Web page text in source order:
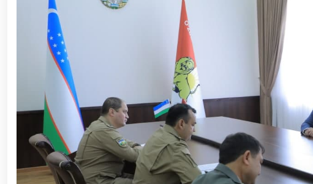
ishchi guruhining yoshlar bilan uchrashuvi tadbirlari
polkovnik B.Tashmatov poytaxtimizdagi manzilli ishlari
etishga moyil shaxslar yashash manzillarida tezkor
yuritib kyelayotgan ayollar uchun tantanali bayram
o‘tkazildi // Ajdodlar merosi – milliy gʻurur va
litseyi faoliyati bilan yaqindan tanishdi. //Milliy gvardiya
// “Harbiy taʼlim tizimida ilm-fan va pedagogik
etildi. //Milliy gvardiya qo‘mondoni general-polkovnik
viloyatalarida xavfsiz muhitni yaratish va jamoat
vazifalar doimiy e’tiborda. // Milliy gvardiya
federatsiyasi raisi etib saylandi. // Milliy gvardiya
talablariga mos takomillashtirishga qaratilgan ishlar
oilalar” mavzusida adabiy-badiiy kecha tashkil etildi / /
“Jasorat” filmi premyerasi bo'lib o'tdi / / Qurolli
bayramona tadbir o‘tkazildi / / Milliy gvardiya